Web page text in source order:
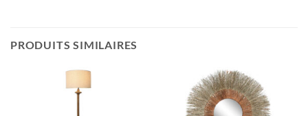
PRODUITS SIMILAIRES